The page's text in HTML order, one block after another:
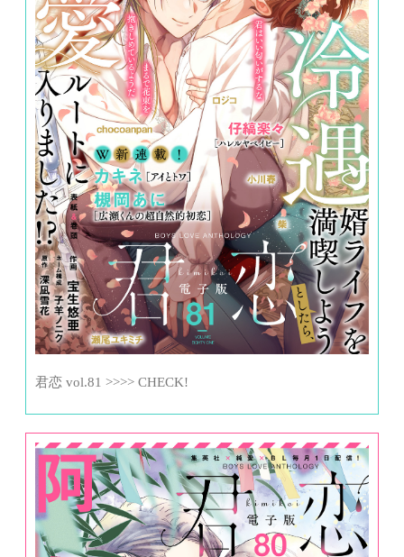
君恋 vol.81 >>>> CHECK!